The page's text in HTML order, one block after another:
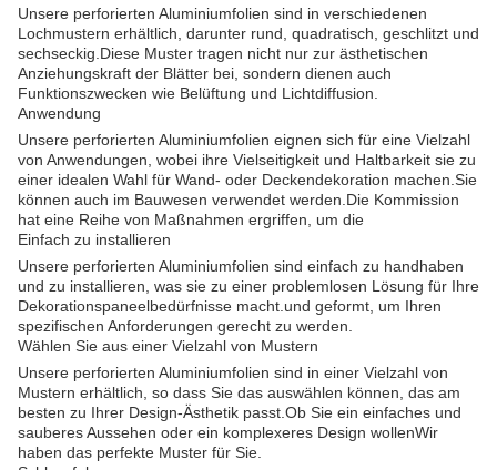
Unsere perforierten Aluminiumfolien sind in verschiedenen
Lochmustern erhältlich, darunter rund, quadratisch, geschlitzt und
sechseckig.Diese Muster tragen nicht nur zur ästhetischen
Anziehungskraft der Blätter bei, sondern dienen auch
Funktionszwecken wie Belüftung und Lichtdiffusion.
Anwendung
Unsere perforierten Aluminiumfolien eignen sich für eine Vielzahl
von Anwendungen, wobei ihre Vielseitigkeit und Haltbarkeit sie zu
einer idealen Wahl für Wand- oder Deckendekoration machen.Sie
können auch im Bauwesen verwendet werden.Die Kommission
hat eine Reihe von Maßnahmen ergriffen, um die
Einfach zu installieren
Unsere perforierten Aluminiumfolien sind einfach zu handhaben
und zu installieren, was sie zu einer problemlosen Lösung für Ihre
Dekorationspaneelbedürfnisse macht.und geformt, um Ihren
spezifischen Anforderungen gerecht zu werden.
Wählen Sie aus einer Vielzahl von Mustern
Unsere perforierten Aluminiumfolien sind in einer Vielzahl von
Mustern erhältlich, so dass Sie das auswählen können, das am
besten zu Ihrer Design-Ästhetik passt.Ob Sie ein einfaches und
sauberes Aussehen oder ein komplexeres Design wollenWir
haben das perfekte Muster für Sie.